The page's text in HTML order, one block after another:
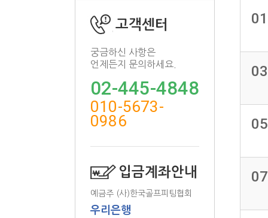
고객센터
궁금하신 사항은
언제든지 문의하세요.
02-445-4848
010-5673-
0986
입금계좌안내
예금주 (사)한국골프피팅협회
우리은행
01
03
05
07